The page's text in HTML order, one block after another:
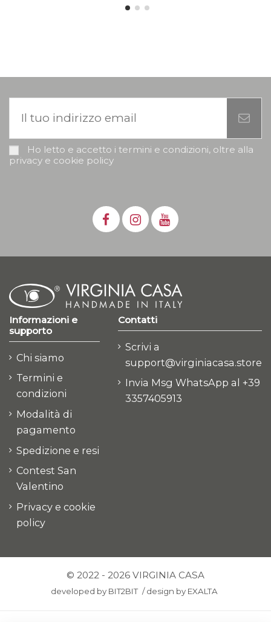
Ho letto e accetto i termini e condizioni, oltre alla
privacy e cookie policy
Informazioni e
supporto
Chi siamo
Termini e
condizioni
Modalità di
pagamento
Spedizione e resi
Contest San
Valentino
Privacy e cookie
policy
Contatti
Scrivi a
support@virginiacasa.store
Invia Msg WhatsApp al +39
3357405913
© 2022 - 2026 VIRGINIA CASA
developed by BIT2BIT /design by EXALTA